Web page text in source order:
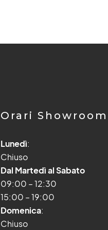
Orari Showroom
Lunedì:
Chiuso
Dal Martedì al Sabato
09:00 – 12:30
15:00 – 19:00
Domenica:
Chiuso